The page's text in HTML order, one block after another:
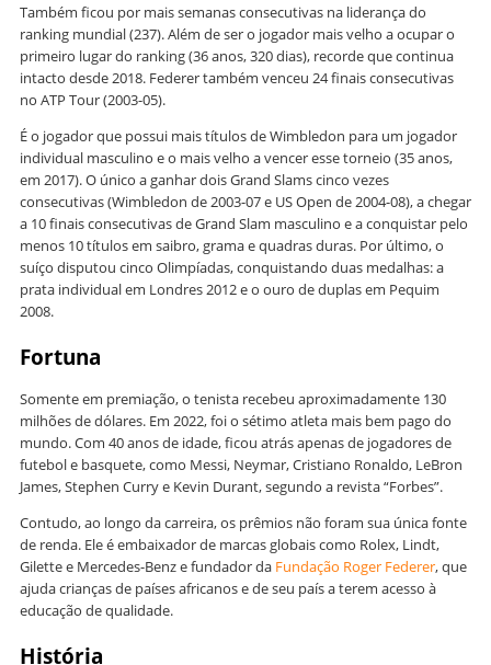
Também ficou por mais semanas consecutivas na liderança do
ranking mundial (237). Além de ser o jogador mais velho a ocupar o
primeiro lugar do ranking (36 anos, 320 dias), recorde que continua
intacto desde 2018. Federer também venceu 24 finais consecutivas
no ATP Tour (2003-05).
É o jogador que possui mais títulos de Wimbledon para um jogador
individual masculino e o mais velho a vencer esse torneio (35 anos,
em 2017). O único a ganhar dois Grand Slams cinco vezes
consecutivas (Wimbledon de 2003-07 e US Open de 2004-08), a chegar
a 10 finais consecutivas de Grand Slam masculino e a conquistar pelo
menos 10 títulos em saibro, grama e quadras duras. Por último, o
suíço disputou cinco Olimpíadas, conquistando duas medalhas: a
prata individual em Londres 2012 e o ouro de duplas em Pequim
2008.
Fortuna
Somente em premiação, o tenista recebeu aproximadamente 130
milhões de dólares. Em 2022, foi o sétimo atleta mais bem pago do
mundo. Com 40 anos de idade, ficou atrás apenas de jogadores de
futebol e basquete, como Messi, Neymar, Cristiano Ronaldo, LeBron
James, Stephen Curry e Kevin Durant, segundo a revista “Forbes”.
Contudo, ao longo da carreira, os prêmios não foram sua única fonte
de renda. Ele é embaixador de marcas globais como Rolex, Lindt,
Gilette e Mercedes-Benz e fundador da Fundação Roger Federer, que
ajuda crianças de países africanos e de seu país a terem acesso à
educação de qualidade.
História